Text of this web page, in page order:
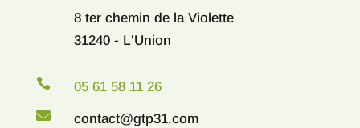
8 ter chemin de la Violette
31240 - L'Union
 05 61 58 11 26

contact@gtp31.com